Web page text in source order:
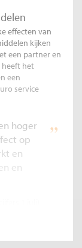
effecten van
kijken
een partner en
heeft het
een
service
hoger
op
en
en
schatkist. De
huur en